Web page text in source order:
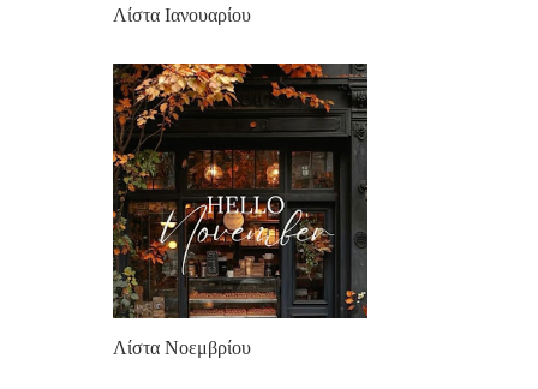
Λίστα Ιανουαρίου
Λίστα Νοεμβρίου